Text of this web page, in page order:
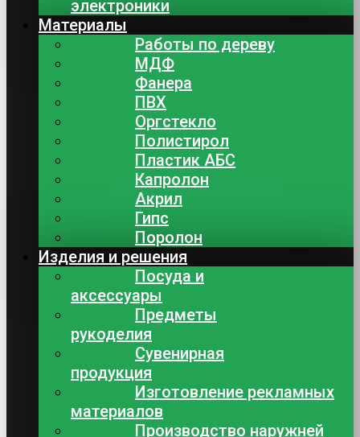
электроники
Материалы
Работы по дереву
МДФ
Фанера
ПВХ
Оргстекло
Полистирол
Пластик АБС
Капролон
Акрил
Гипс
Поролон
Изделия и решения
Посуда и
аксессуары
Предметы
рукоделия
Сувенирная
продукция
Изготовление рекламных
материалов
Производство наружней